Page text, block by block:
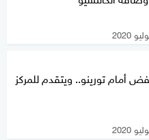
أمام تورينو.. ويتقدم للمركز